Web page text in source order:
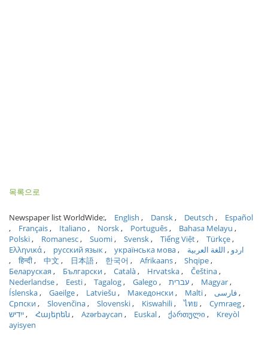
목록으로
Newspaper list WorldWide: English Dansk Deutsch
Español
Français
Italiano Norsk Português
Bahasa Melayu
Polski
Romanesc Suomi Svensk Tiếng Việt
Türkçe
Ελληνικά
русский язык українська мова اردو
اللغة العربية
हिन्दी
中文 日本語 한국어 Afrikaans
Shqipe
Беларуская
Български Català Hrvatska
Čeština
Nederlandse
Eesti Tagalog Galego עברית
Magyar
Íslenska
Gaeilge Latviešu Македонски Malti
فارسی
Српски
Slovenčina Slovenski Kiswahili ไทย
Cymraeg
ייִדיש
Հայերեն Azərbaycan Euskal ქართული
Kreyòl
ayisyen